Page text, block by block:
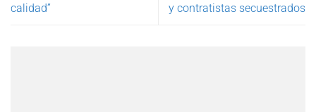
calidad”
y contratistas secuestrados